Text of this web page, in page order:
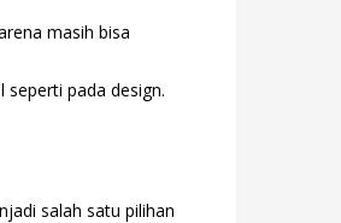
masih bisa
pada design.
salah satu pilihan